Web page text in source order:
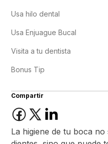
Usa hilo dental
Usa Enjuague Bucal
Visita a tu dentista
Bonus Tip
Compartir
La higiene de tu boca